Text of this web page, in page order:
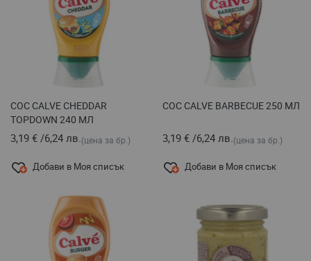
СОС CALVE CHEDDAR
TOPDOWN 240 МЛ
3,19 € /6,24 лв.(цена за бр.)
Добави в Моя списък
СОС CALVE BARBECUE 250 МЛ
3,19 € /6,24 лв.(цена за бр.)
Добави в Моя списък